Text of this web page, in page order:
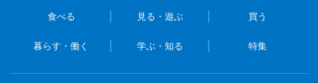
食べる 見る・遊ぶ 買う
暮らす・働く 学ぶ・知る 特集